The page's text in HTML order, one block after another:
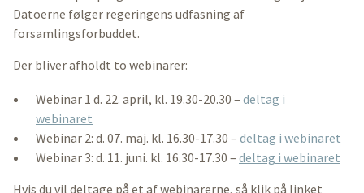
Datoerne følger regeringens udfasning af
forsamlingsforbuddet.
Der bliver afholdt to webinarer:
Webinar 1 d. 22. april, kl. 19.30-20.30 – deltag i
webinaret
Webinar 2: d. 07. maj. kl. 16.30-17.30 – deltag i webinaret
Webinar 3: d. 11. juni. kl. 16.30-17.30 – deltag i webinaret
Hvis du vil deltage på et af webinarerne, så klik på linket